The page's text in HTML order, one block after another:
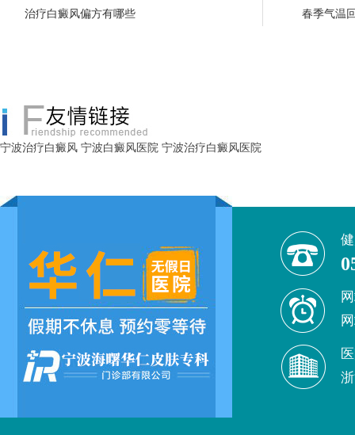
治疗白癜风偏方有哪些
春季气温
宁波治疗白癜风 宁波白癜风医院 宁波治疗白癜风医院